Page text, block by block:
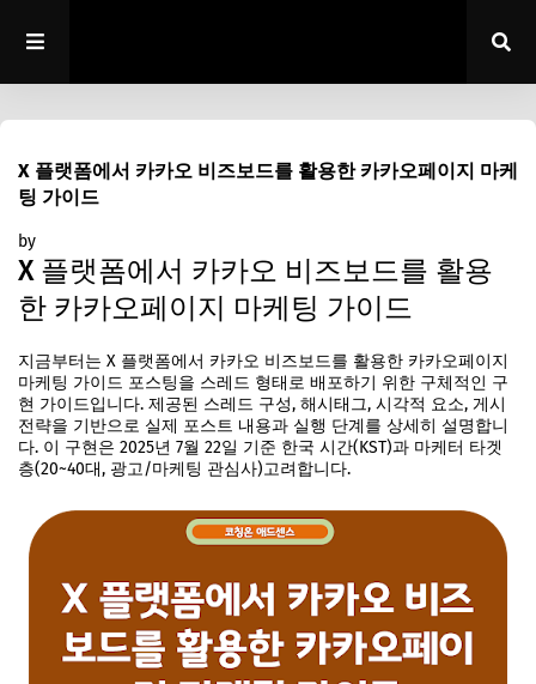
X 플랫폼에서 카카오 비즈보드를 활용한 카카오페이지 마케
팅 가이드
by
X 플랫폼에서 카카오 비즈보드를 활용
한 카카오페이지 마케팅 가이드
지금부터는 X 플랫폼에서 카카오 비즈보드를 활용한 카카오페이지
마케팅 가이드 포스팅을 스레드 형태로 배포하기 위한 구체적인 구
현 가이드입니다. 제공된 스레드 구성, 해시태그, 시각적 요소, 게시
전략을 기반으로 실제 포스트 내용과 실행 단계를 상세히 설명합니
다. 이 구현은 2025년 7월 22일 기준 한국 시간(KST)과 마케터 타겟
층(20~40대, 광고/마케팅 관심사)고려합니다.